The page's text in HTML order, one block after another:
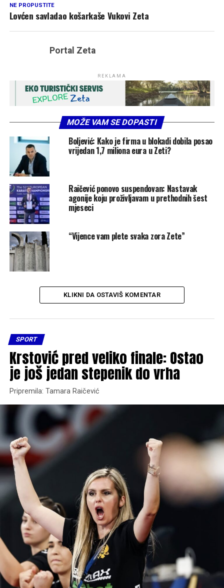
NE PROPUSTITE
Lovćen savladao košarkaše Vukovi Zeta
Portal Zeta
REKLAMA
MOŽE VAM SE DOPASTI
Boljević: Kako je firma u blokadi dobila posao
vrijedan 1,7 miliona eura u Zeti?
Raičević ponovo suspendovan: Nastavak
agonije koju proživljavam u prethodnih šest
mjeseci
“Vijence vam plete svaka zora Zete”
KLIKNI DA OSTAVIŠ KOMENTAR
SPORT
Krstović pred veliko finale: Ostao
je još jedan stepenik do vrha
Pripremila: Tamara Raičević